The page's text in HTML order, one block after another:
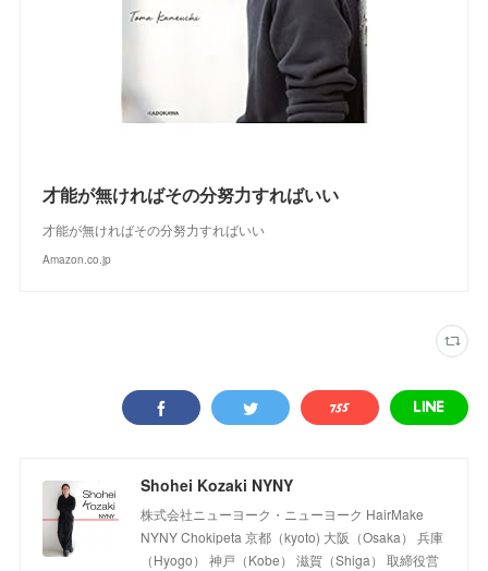
才能が無ければその分努力すればいい
才能が無ければその分努力すればいい
Amazon.co.jp
Shohei Kozaki NYNY
株式会社ニューヨーク・ニューヨーク HairMake
NYNY Chokipeta 京都（kyoto) 大阪（Osaka） 兵庫
（Hyogo） 神戸（Kobe） 滋賀（Shiga） 取締役営